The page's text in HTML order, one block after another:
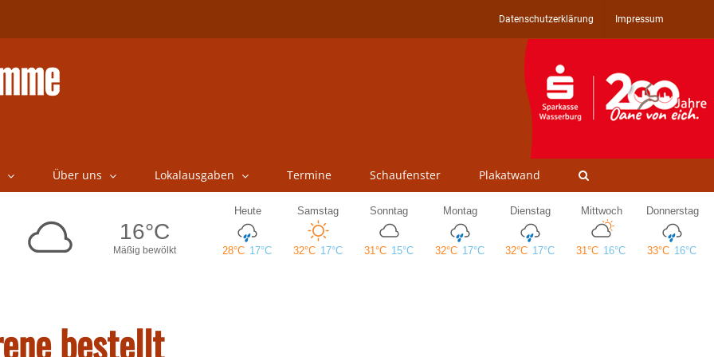
Datenschutzerklärung Impressum
Über uns Lokalausgaben Termine Schaufenster Plakatwand
bestellt